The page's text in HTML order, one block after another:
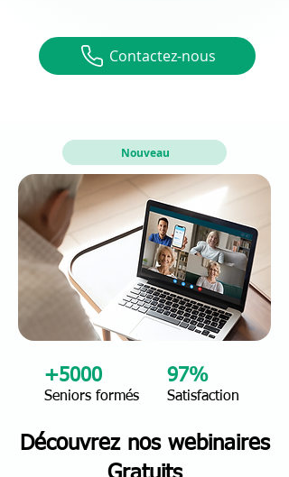
Contactez-nous
Nouveau
+5000
Seniors formés
97%
Satisfaction
Découvrez nos webinaires